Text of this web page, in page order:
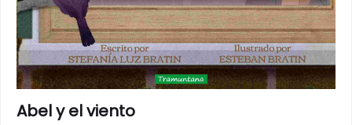
Abel y el viento